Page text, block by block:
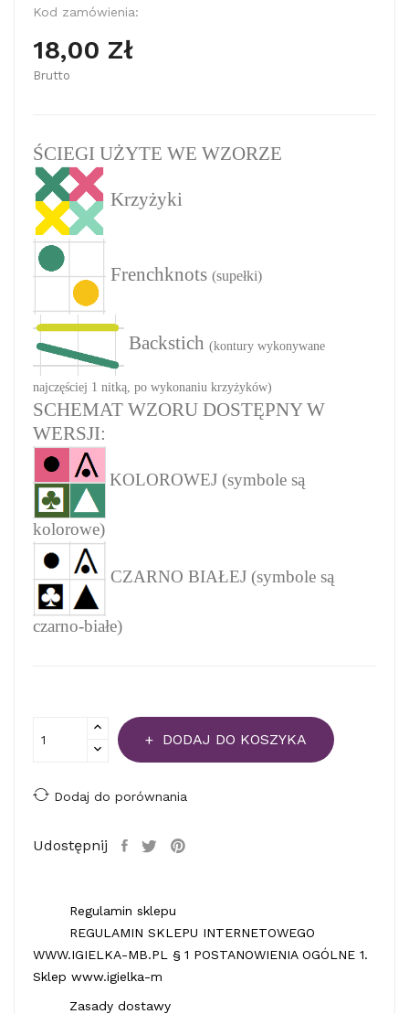
Kod zamówienia:
18,00 Zł
Brutto
ŚCIEGI UŻYTE WE WZORZE
Krzyżyki
Frenchknots (supełki)
Backstich (kontury wykonywane
najczęściej 1 nitką, po wykonaniu krzyżyków)
SCHEMAT WZORU DOSTĘPNY W
WERSJI:
KOLOROWEJ (symbole są
kolorowe)
CZARNO BIAŁEJ (symbole są
czarno-białe)
DODAJ DO KOSZYKA
Dodaj do porównania
Udostępnij
Regulamin sklepu
REGULAMIN SKLEPU INTERNETOWEGO
WWW.IGIELKA-MB.PL § 1 POSTANOWIENIA OGÓLNE 1.
Sklep www.igielka-m
Zasady dostawy